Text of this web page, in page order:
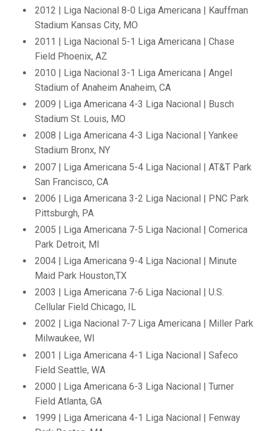
2012 | Liga Nacional 8-0 Liga Americana | Kauffman
Stadium Kansas City, MO
2011 | Liga Nacional 5-1 Liga Americana | Chase
Field Phoenix, AZ
2010 | Liga Nacional 3-1 Liga Americana | Angel
Stadium of Anaheim Anaheim, CA
2009 | Liga Americana 4-3 Liga Nacional | Busch
Stadium St. Louis, MO
2008 | Liga Americana 4-3 Liga Nacional | Yankee
Stadium Bronx, NY
2007 | Liga Americana 5-4 Liga Nacional | AT&T Park
San Francisco, CA
2006 | Liga Americana 3-2 Liga Nacional | PNC Park
Pittsburgh, PA
2005 | Liga Americana 7-5 Liga Nacional | Comerica
Park Detroit, MI
2004 | Liga Americana 9-4 Liga Nacional | Minute
Maid Park Houston,TX
2003 | Liga Americana 7-6 Liga Nacional | U.S.
Cellular Field Chicago, IL
2002 | Liga Nacional 7-7 Liga Americana | Miller Park
Milwaukee, WI
2001 | Liga Americana 4-1 Liga Nacional | Safeco
Field Seattle, WA
2000 | Liga Americana 6-3 Liga Nacional | Turner
Field Atlanta, GA
1999 | Liga Americana 4-1 Liga Nacional | Fenway